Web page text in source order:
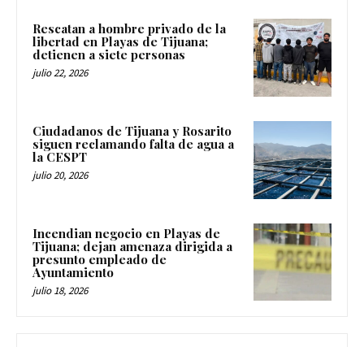
Rescatan a hombre privado de la
libertad en Playas de Tijuana;
detienen a siete personas
julio 22, 2026
Ciudadanos de Tijuana y Rosarito
siguen reclamando falta de agua a
la CESPT
julio 20, 2026
Incendian negocio en Playas de
Tijuana; dejan amenaza dirigida a
presunto empleado de
Ayuntamiento
julio 18, 2026